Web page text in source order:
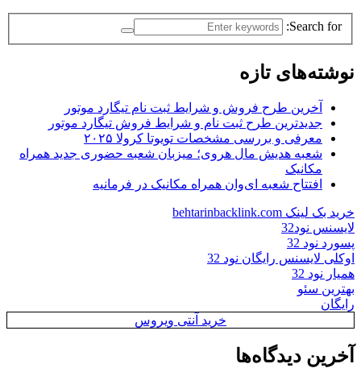
Search for:
نوشته‌های تازه
آخرین طرح فروش و شرایط ثبت نام تیگارد موتور
جدیدترین طرح ثبت نام و شرایط فروش تیگارد موتور
معرفی و بررسی مشخصات تویوتا کرولا ۲۰۲۵
شعبه هدیش مال هروی؛ میزبان شعبه حضوری جدید همراه
مکانیک
افتتاح شعبه ای‌وان همراه مکانیک در فرمانیه
خرید بک لینک behtarinbacklink.com
لایسنس نود32
پسورد نود 32
اوکلی لایسنس رایگان نود 32
همیار نود 32
بهترین سئو
رایگان
خرید آنتی ویروس
آخرین دیدگاه‌ها